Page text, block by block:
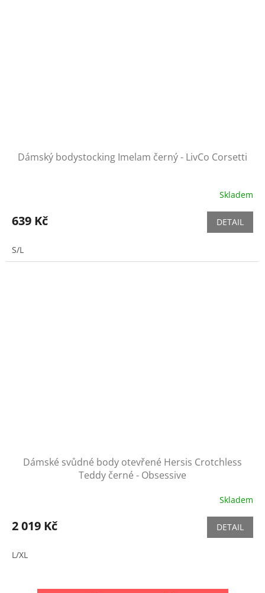
Dámský bodystocking Imelam černý - LivCo Corsetti
Skladem
639 Kč DETAIL
S/L
Dámské svůdné body otevřené Hersis Crotchless
Teddy černé - Obsessive
Skladem
2 019 Kč DETAIL
L/XL